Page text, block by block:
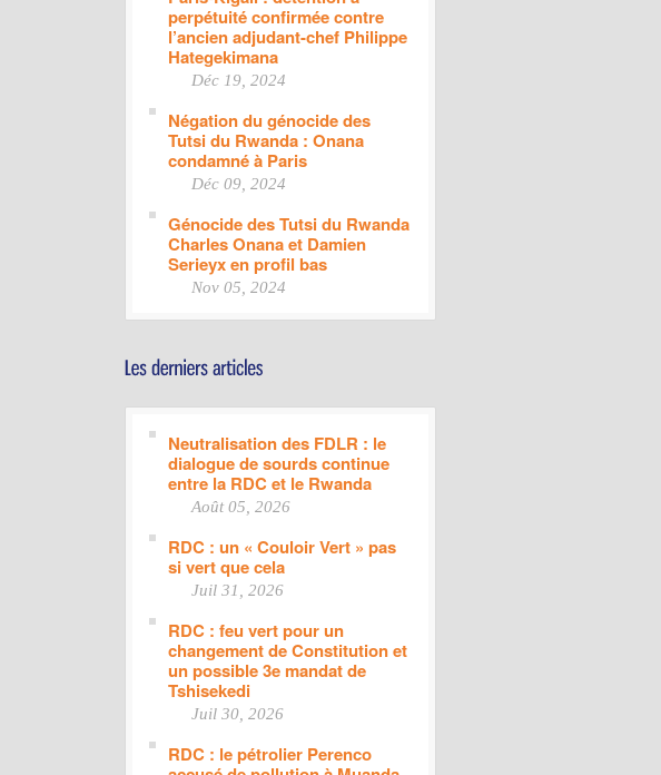
perpétuité confirmée contre
l’ancien adjudant-chef Philippe
Hategekimana
Déc 19, 2024
Négation du génocide des
Tutsi du Rwanda : Onana
condamné à Paris
Déc 09, 2024
Génocide des Tutsi du Rwanda
Charles Onana et Damien
Serieyx en profil bas
Nov 05, 2024
Neutralisation des FDLR : le
dialogue de sourds continue
entre la RDC et le Rwanda
Août 05, 2026
RDC : un « Couloir Vert » pas
si vert que cela
Juil 31, 2026
RDC : feu vert pour un
changement de Constitution et
un possible 3e mandat de
Tshisekedi
Juil 30, 2026
RDC : le pétrolier Perenco